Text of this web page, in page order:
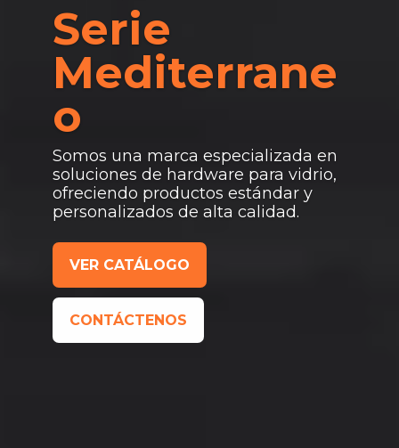
Serie
Mediterrane
o
Somos una marca especializada en
soluciones de hardware para vidrio,
ofreciendo productos estándar y
personalizados de alta calidad.
VER CATÁLOGO
CONTÁCTENOS